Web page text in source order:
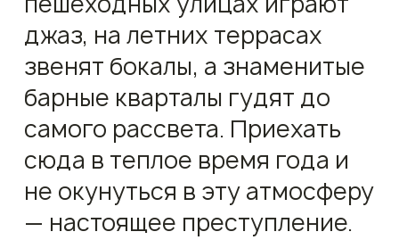
джаз, на летних террасах
звенят бокалы, а знаменитые
барные кварталы гудят до
самого рассвета. Приехать
сюда в теплое время года и
не окунуться в эту атмосферу
— настоящее преступление.